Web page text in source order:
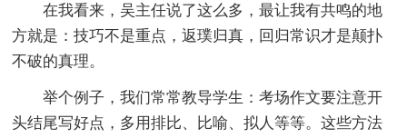
在我看来，吴主任说了这么多，最让我有共鸣的地
方就是：技巧不是重点，返璞归真，回归常识才是颠扑
不破的真理。
举个例子，我们常常教导学生：考场作文要注意开
头结尾写好点，多用排比、比喻、拟人等等。这些方法